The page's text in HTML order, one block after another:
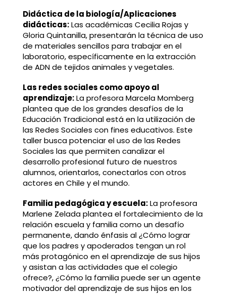
Didáctica de la biología/Aplicaciones
didácticas:Las académicas Cecilia Rojas y
Gloria Quintanilla, presentarán la técnica de uso
de materiales sencillos para trabajar en el
laboratorio, específicamente en la extracción
de ADN de tejidos animales y vegetales.
Las redes sociales como apoyo al
aprendizaje:La profesora Marcela Momberg
plantea que de los grandes desafíos de la
Educación Tradicional está en la utilización de
las Redes Sociales con fines educativos. Este
taller busca potenciar el uso de las Redes
Sociales las que permiten canalizar el
desarrollo profesional futuro de nuestros
alumnos, orientarlos, conectarlos con otros
actores en Chile y el mundo.
Familia pedagógica y escuela:La profesora
Marlene Zelada plantea el fortalecimiento de la
relación escuela y familia como un desafío
permanente, dando énfasis al ¿Cómo lograr
que los padres y apoderados tengan un rol
más protagónico en el aprendizaje de sus hijos
y asistan a las actividades que el colegio
ofrece?, ¿Cómo la familia puede ser un agente
motivador del aprendizaje de sus hijos en los